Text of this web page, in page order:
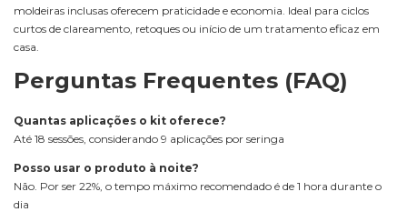
moldeiras inclusas oferecem praticidade e economia. Ideal para ciclos
curtos de clareamento, retoques ou início de um tratamento eficaz em
casa.
Perguntas Frequentes (FAQ)
Quantas aplicações o kit oferece?
Até 18 sessões, considerando 9 aplicações por seringa
Posso usar o produto à noite?
Não. Por ser 22%, o tempo máximo recomendado é de 1 hora durante o
dia